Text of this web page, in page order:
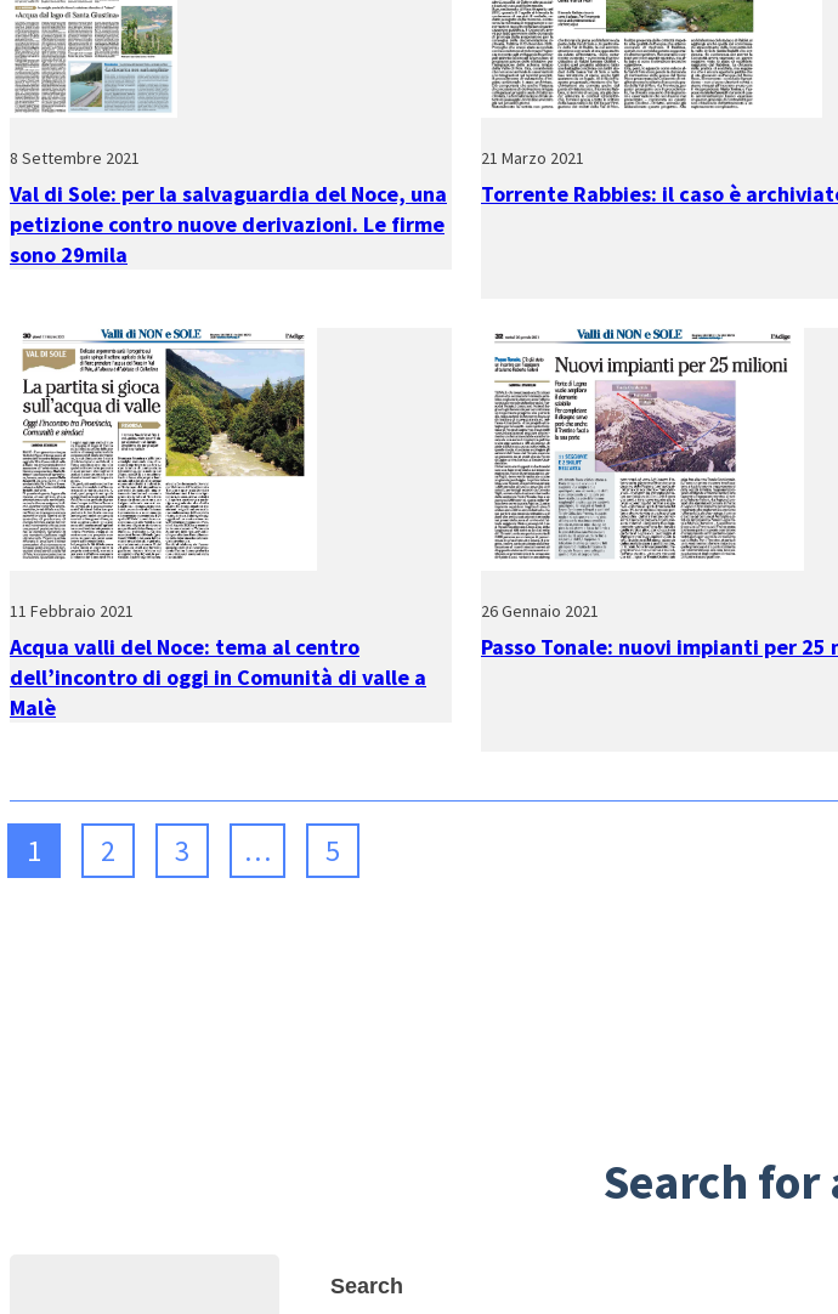
8 Settembre 2021
Val di Sole: per la salvaguardia del Noce, una
petizione contro nuove derivazioni. Le firme
sono 29mila
21 Marzo 2021
Torrente Rabbies: il caso è
11 Febbraio 2021
Acqua valli del Noce: tema al centro
dell’incontro di oggi in Comunità di valle a
Malè
26 Gennaio 2021
Passo Tonale: nuovi impianti per 25
1 2 3 … 5
Search
Search